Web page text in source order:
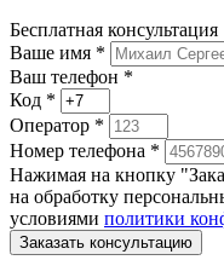
Бесплатная консультация
Ваше имя *
Ваш телефон *
Код *
Оператор *
Номер телефона *
Нажимая на кнопку
на обработку
условиями политики
Заказать консультацию